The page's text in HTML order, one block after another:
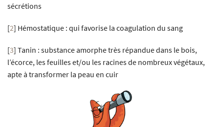
sécrétions
[2] Hémostatique : qui favorise la coagulation du sang
[3] Tanin : substance amorphe très répandue dans le bois,
l’écorce, les feuilles et/ou les racines de nombreux végétaux,
apte à transformer la peau en cuir